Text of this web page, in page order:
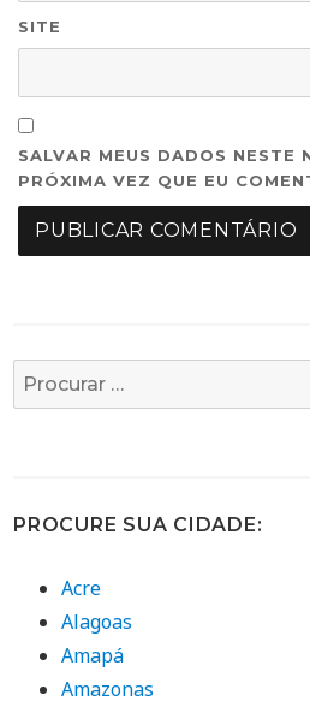
SITE
SALVAR MEUS DADOS NESTE
PRÓXIMA VEZ QUE EU
Busca
por:
PROCURE SUA CIDADE:
Acre
Alagoas
Amapá
Amazonas